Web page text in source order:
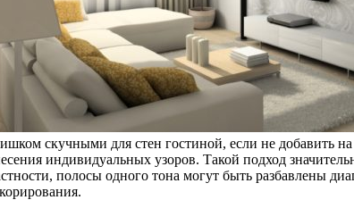
скучными для стен гостиной, если не добавить
индивидуальных узоров. Такой подход
полосы одного тона могут быть разбавлены